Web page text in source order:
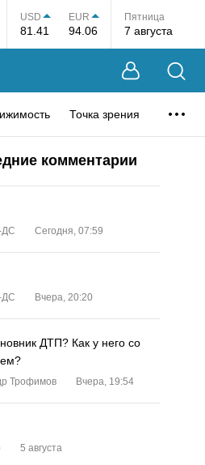
USD
81.41
EUR
94.06
Пятница
7 августа
Точка зрения
комментарии
ДС Сегодня, 07:59
ДС Вчера, 20:20
ДТП? Как у него со
Трофимов Вчера, 19:54
5 августа